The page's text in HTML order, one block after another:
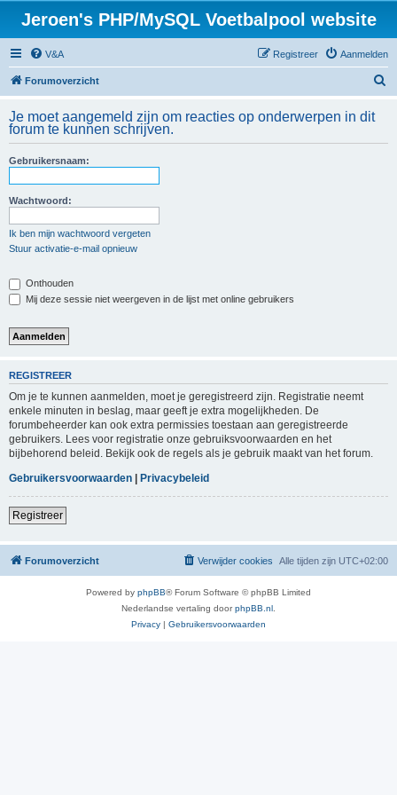
Jeroen's PHP/MySQL Voetbalpool website
V&A Aanmelden
Registreer
Forumoverzicht
k
Je moet aangemeld zijn om reacties op onderwerpen in dit
forum te kunnen schrijven.
Gebruikersnaam:
Wachtwoord:
Ik ben mijn wachtwoord vergeten
Stuur activatie-e-mail opnieuw
Onthouden
Mij deze sessie niet weergeven in de lijst met online gebruikers
REGISTREER
Om je te kunnen aanmelden, moet je geregistreerd zijn. Registratie neemt
enkele minuten in beslag, maar geeft je extra mogelijkheden. De
forumbeheerder kan ook extra permissies toestaan aan geregistreerde
gebruikers. Lees voor registratie onze gebruiksvoorwaarden en het
bijbehorend beleid. Bekijk ook de regels als je gebruik maakt van het forum.
Gebruikersvoorwaarden | Privacybeleid
Registreer
Forumoverzicht Alle tijden zijn UTC+02:00
Verwijder cookies
Powered by phpBB® Forum Software © phpBB Limited
Nederlandse vertaling doorphpBB.nl
Privacy | Gebruikersvoorwaarden